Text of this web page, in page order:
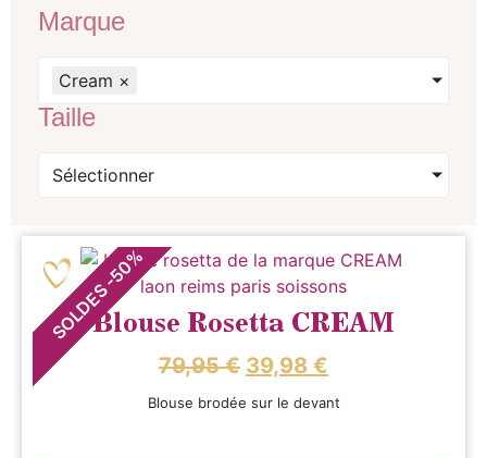
Marque
Cream ×
Taille
Sélectionner
SOLDES
-
50
%
Blouse Rosetta CREAM
79,95€ 39,98 €
Blouse brodée sur le devant